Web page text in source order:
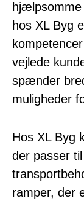
hjælpsomme
hos XL Byg
vejlede
spænder
muligheder
Hos XL Byg
der passer
ramper, der